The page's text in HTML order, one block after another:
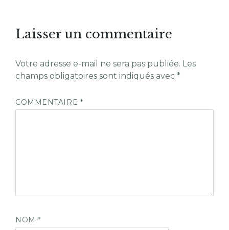
Laisser un commentaire
Votre adresse e-mail ne sera pas publiée. Les
champs obligatoires sont indiqués avec *
COMMENTAIRE *
NOM*